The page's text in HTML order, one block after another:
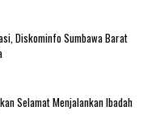
Diskominfo Sumbawa Barat
Selamat Menjalankan Ibadah